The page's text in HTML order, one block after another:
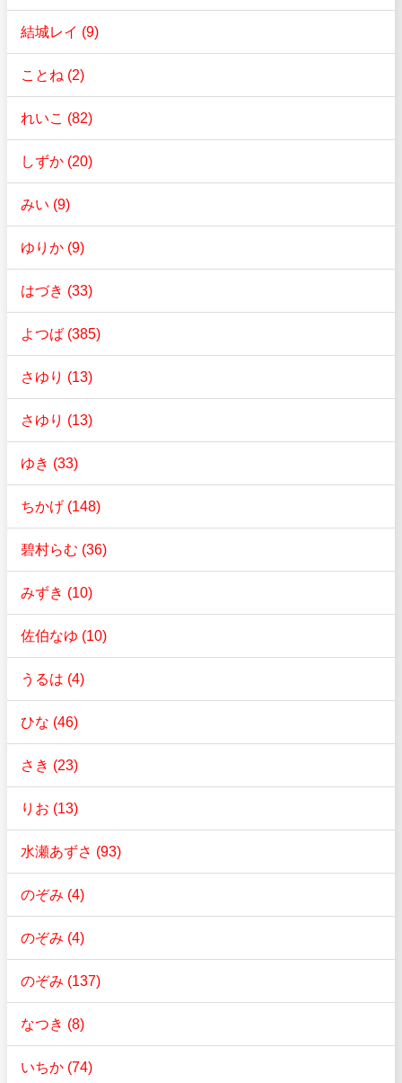
結城レイ (9)
ことね (2)
れいこ (82)
しずか (20)
みい (9)
ゆりか (9)
はづき (33)
よつば (385)
さゆり (13)
さゆり (13)
ゆき (33)
ちかげ (148)
碧村らむ (36)
みずき (10)
佐伯なゆ (10)
うるは (4)
ひな (46)
さき (23)
りお (13)
水瀬あずさ (93)
のぞみ (4)
のぞみ (4)
のぞみ (137)
なつき (8)
いちか (74)